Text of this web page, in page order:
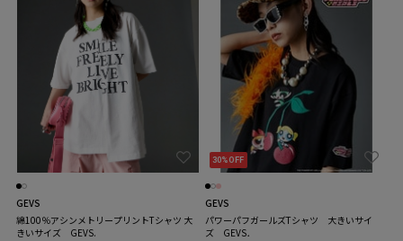
GEVS
綿100％アシンメトリープリントTシャツ 大
きいサイズ GEVS.
30%OFF
GEVS
パワーパフガールズTシャツ 大きいサイ
ズ GEVS．